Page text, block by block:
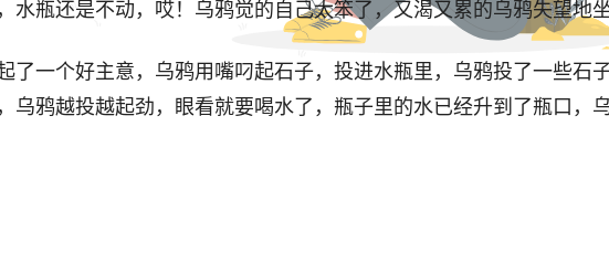
瓶还是不动，哎！乌鸦觉的自己太笨了，又渴又累的乌鸦失望地坐
了一个好主意，乌鸦用嘴叼起石子，投进水瓶里，乌鸦投了一些石
鸦越投越起劲，眼看就要喝水了，瓶子里的水已经升到了瓶口，